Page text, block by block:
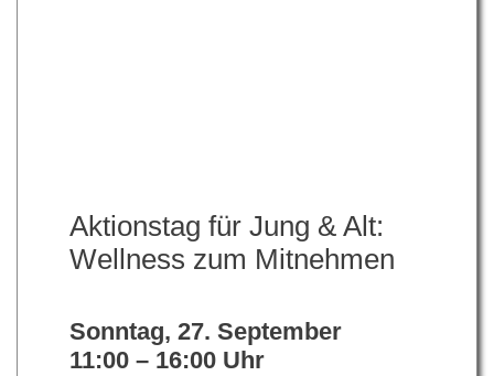
Aktionstag für Jung & Alt:
Wellness zum Mitnehmen
Sonntag, 27. September
11:00 – 16:00 Uhr